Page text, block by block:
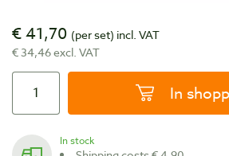
€ 41,70 (per set) incl. VAT
€ 34,46 excl. VAT
In
In stock